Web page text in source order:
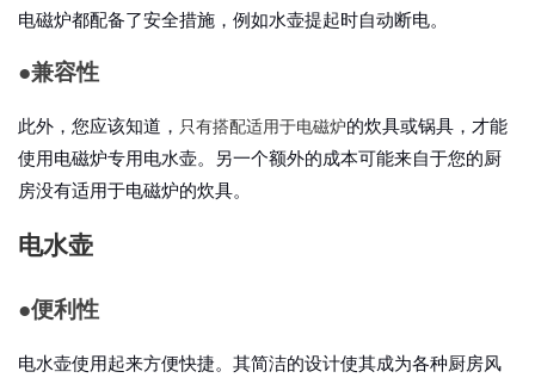
电磁炉都配备了安全措施，例如水壶提起时自动断电。
●兼容性
此外，您应该知道， 只有搭配适用于电磁炉的炊具或锅具，才能
使用电磁炉专用电水壶。另一个额外的成本可能来自于您的厨
房没有适用于电磁炉的炊具。
电水壶
●便利性
电水壶使用起来方便快捷。其简洁的设计使其成为各种厨房风